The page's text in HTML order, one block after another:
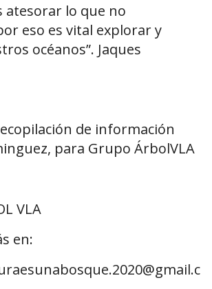
atesorar lo que no
eso es vital explorar y
océanos”. Jaques
de información
para Grupo ÁrbolVLA
VLA
en: